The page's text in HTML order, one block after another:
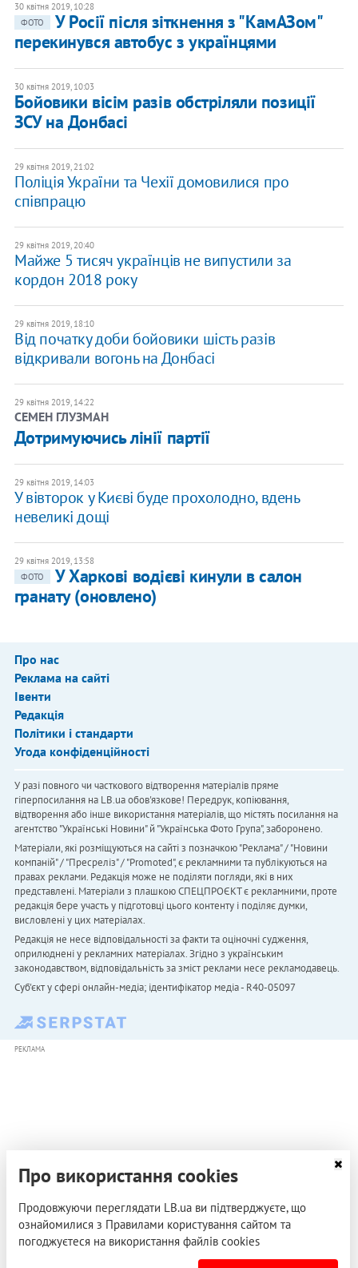
30 квітня 2019, 10:28
ФОТО
У Росії після зіткнення з "КамАЗом"
перекинувся автобус з українцями
30 квітня 2019, 10:03
Бойовики вісім разів обстріляли позиції
ЗСУ на Донбасі
29 квітня 2019, 21:02
Поліція України та Чехії домовилися про
співпрацю
29 квітня 2019, 20:40
Майже 5 тисяч українців не випустили за
кордон 2018 року
29 квітня 2019, 18:10
Від початку доби бойовики шість разів
відкривали вогонь на Донбасі
29 квітня 2019, 14:22
СЕМЕН ГЛУЗМАН
Дотримуючись лінії партії
29 квітня 2019, 14:03
У вівторок у Києві буде прохолодно, вдень
невеликі дощі
29 квітня 2019, 13:58
ФОТО
У Харкові водієві кинули в салон
гранату (оновлено)
Про нас
Реклама на сайті
Івенти
Редакція
Політики і стандарти
Угода конфіденційності
У разі повного чи часткового відтворення матеріалів пряме
гіперпосилання на LB.ua обов'язкове! Передрук, копіювання,
відтворення або інше використання матеріалів, що містять посилання на
агентство "Українськi Новини" й "Українська Фото Група", заборонено.
Матеріали, які розміщуються на сайті з позначкою "Реклама" / "Новини
компаній" / "Пресреліз" / "Promoted", є рекламними та публікуються на
правах реклами. Редакція може не поділяти погляди, які в них
представлені. Матеріали з плашкою СПЕЦПРОЄКТ є рекламними, проте
редакція бере участь у підготовці цього контенту і поділяє думки,
висловлені у цих матеріалах.
Редакція не несе відповідальності за факти та оціночні судження,
оприлюднені у рекламних матеріалах. Згідно з українським
законодавством, відповідальність за зміст реклами несе рекламодавець.
Cуб'єкт у сфері онлайн-медіа; ідентифікатор медіа - R40-05097
РЕКЛАМА
Про використання cookies
Продовжуючи переглядати LB.ua ви підтверджуєте, що
ознайомилися з Правилами користування сайтом та
погоджуєтеся на використання файлів cookies